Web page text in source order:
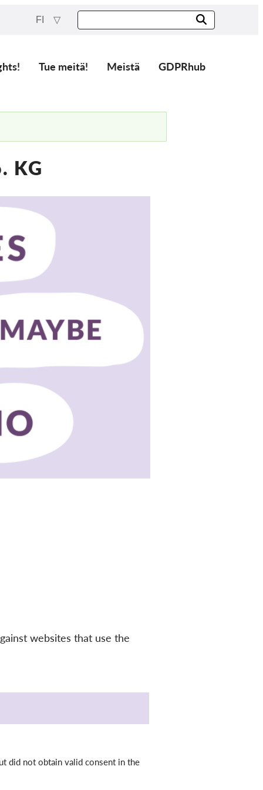
FI
Tue meitä! Meistä GDPRhub
KG
websites that use the
did not obtain valid consent in the